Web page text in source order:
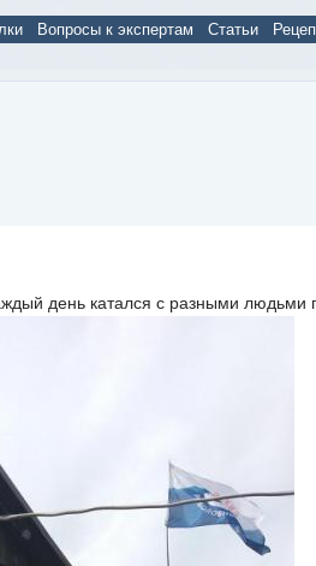
Вопросы к экспертам Статьи
день катался с разными людьми